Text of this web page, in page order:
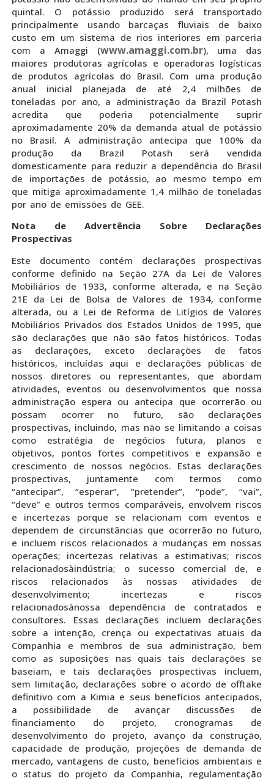
quintal. O potássio produzido será transportado
principalmente usando barcaças fluviais de baixo
custo em um sistema de rios interiores em parceria
com a Amaggi (www.amaggi.com.br), uma das
maiores produtoras agrícolas e operadoras logísticas
de produtos agrícolas do Brasil. Com uma produção
anual inicial planejada de até 2,4 milhões de
toneladas por ano, a administração da Brazil Potash
acredita que poderia potencialmente suprir
aproximadamente 20% da demanda atual de potássio
no Brasil. A administração antecipa que 100% da
produção da Brazil Potash será vendida
domesticamente para reduzir a dependência do Brasil
de importações de potássio, ao mesmo tempo em
que mitiga aproximadamente 1,4 milhão de toneladas
por ano de emissões de GEE.
Nota de Advertência Sobre Declarações
Prospectivas
Este documento contém declarações prospectivas
conforme definido na Seção 27A da Lei de Valores
Mobiliários de 1933, conforme alterada, e na Seção
21E da Lei de Bolsa de Valores de 1934, conforme
alterada, ou a Lei de Reforma de Litígios de Valores
Mobiliários Privados dos Estados Unidos de 1995, que
são declarações que não são fatos históricos. Todas
as declarações, exceto declarações de fatos
históricos, incluídas aqui e declarações públicas de
nossos diretores ou representantes, que abordam
atividades, eventos ou desenvolvimentos que nossa
administração espera ou antecipa que ocorrerão ou
possam ocorrer no futuro, são declarações
prospectivas, incluindo, mas não se limitando a coisas
como estratégia de negócios futura, planos e
objetivos, pontos fortes competitivos e expansão e
crescimento de nossos negócios. Estas declarações
prospectivas, juntamente com termos como
“antecipar”, “esperar”, “pretender”, “pode”, “vai”,
“deve” e outros termos comparáveis, envolvem riscos
e incertezas porque se relacionam com eventos e
dependem de circunstâncias que ocorrerão no futuro,
e incluem riscos relacionados a mudanças em nossas
operações; incertezas relativas a estimativas; riscos
relacionadosàindústria; o sucesso comercial de, e
riscos relacionados às nossas atividades de
desenvolvimento; incertezas e riscos
relacionadosànossa dependência de contratados e
consultores. Essas declarações incluem declarações
sobre a intenção, crença ou expectativas atuais da
Companhia e membros de sua administração, bem
como as suposições nas quais tais declarações se
baseiam, e tais declarações prospectivas incluem,
sem limitação, declarações sobre o acordo de offtake
definitivo com a Kimia e seus benefícios antecipados,
a possibilidade de avançar discussões de
financiamento do projeto, cronogramas de
desenvolvimento do projeto, avanço da construção,
capacidade de produção, projeções de demanda de
mercado, vantagens de custo, benefícios ambientais e
o status do projeto da Companhia, regulamentação